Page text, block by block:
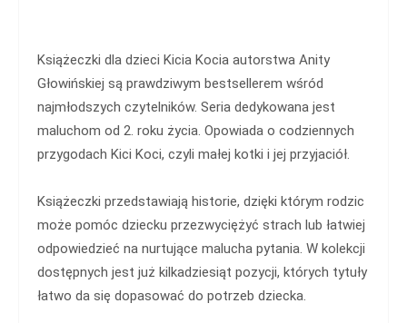
Książeczki dla dzieci Kicia Kocia autorstwa Anity
Głowińskiej są prawdziwym bestsellerem wśród
najmłodszych czytelników. Seria dedykowana jest
maluchom od 2. roku życia. Opowiada o codziennych
przygodach Kici Koci, czyli małej kotki i jej przyjaciół.
Książeczki przedstawiają historie, dzięki którym rodzic
może pomóc dziecku przezwyciężyć strach lub łatwiej
odpowiedzieć na nurtujące malucha pytania. W kolekcji
dostępnych jest już kilkadziesiąt pozycji, których tytuły
łatwo da się dopasować do potrzeb dziecka.